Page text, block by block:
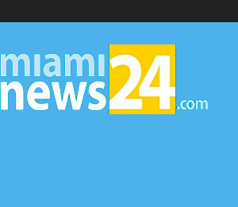
▷
Miami
News
24